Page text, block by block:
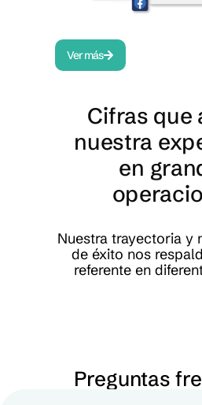
Ver más
Cifras que
nuestra
en
Nuestra trayectoria y
de éxito nos
referente en
Preguntas